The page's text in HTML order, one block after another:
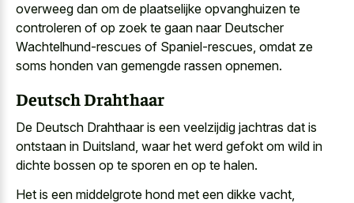
overweeg dan om de plaatselijke opvanghuizen te
controleren of op zoek te gaan naar Deutscher
Wachtelhund-rescues of Spaniel-rescues, omdat ze
soms honden van gemengde rassen opnemen.
Deutsch Drahthaar
De Deutsch Drahthaar is een veelzijdig jachtras dat is
ontstaan in Duitsland, waar het werd gefokt om wild in
dichte bossen op te sporen en op te halen.
Het is een middelgrote hond met een dikke vacht,